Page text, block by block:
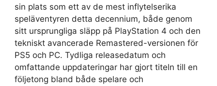
sin plats som ett av de mest inflytelserika
speläventyren detta decennium, både genom
sitt ursprungliga släpp på PlayStation 4 och den
tekniskt avancerade Remastered-versionen för
PS5 och PC. Tydliga releasedatum och
omfattande uppdateringar har gjort titeln till en
följetong bland både spelare och